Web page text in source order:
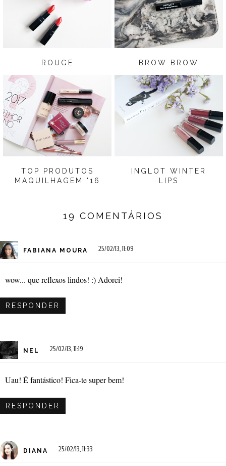
ROUGE BROW BROW
TOP PRODUTOS
MAQUILHAGEM '16
INGLOT WINTER
LIPS
19 COMENTÁRIOS
FABIANA MOURA 25/02/13, 11:09
wow... que reflexos lindos! :) Adorei!
RESPONDER
NEL 25/02/13, 11:19
Uau! É fantástico! Fica-te super bem!
RESPONDER
DIANA 25/02/13, 11:33